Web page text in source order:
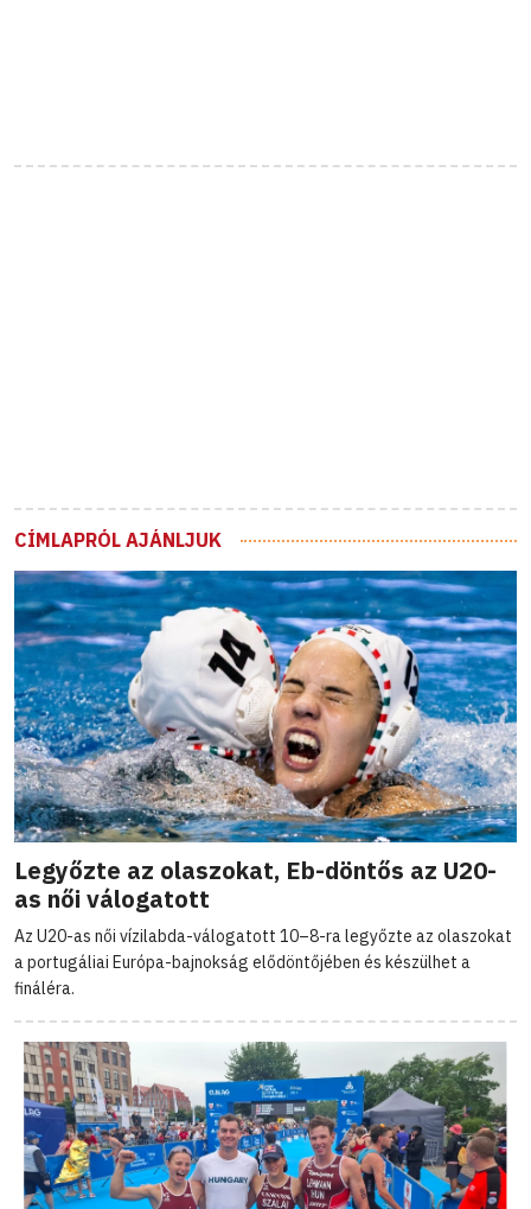
CÍMLAPRÓL AJÁNLJUK
Legyőzte az olaszokat, Eb-döntős az U20-
as női válogatott
Az U20-as női vízilabda-válogatott 10–8-ra legyőzte az olaszokat
a portugáliai Európa-bajnokság elődöntőjében és készülhet a
fináléra.